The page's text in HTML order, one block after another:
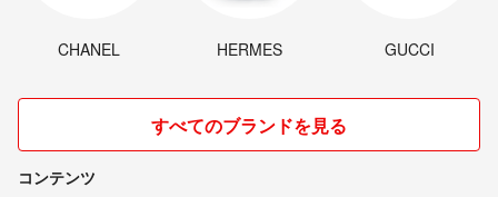
CHANEL HERMES GUCCI
すべてのブランドを見る
コンテンツ